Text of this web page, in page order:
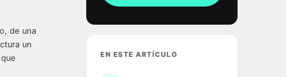
de una
un
EN ESTE ARTÍCULO